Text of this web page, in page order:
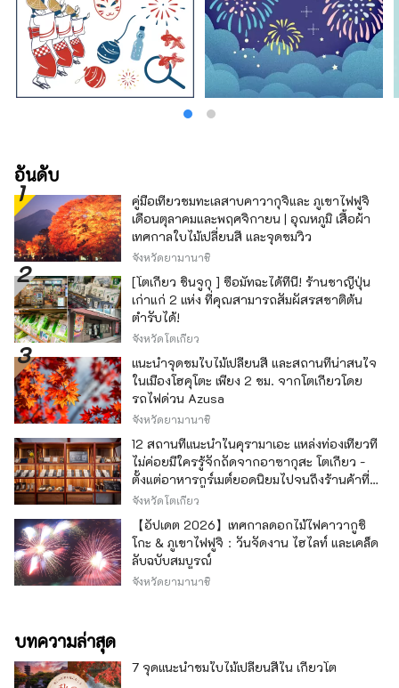
อันดับ
คู่มือเที่ยวชมทะเลสาบคาวากุจิและ ภูเขาไฟฟูจิ
เดือนตุลาคมและพฤศจิกายน | อุณหภูมิ เสื้อผ้า
เทศกาลใบไม้เปลี่ยนสี และจุดชมวิว
จังหวัดยามานาชิ
[โตเกียว ชินจูกุ ] ซื้อมัทฉะได้ที่นี่! ร้านชาญี่ปุ่น
เก่าแก่ 2 แห่ง ที่คุณสามารถสัมผัสรสชาติต้น
ตำรับได้!
จังหวัดโตเกียว
แนะนำจุดชมใบไม้เปลี่ยนสี และสถานที่น่าสนใจ
ในเมืองโฮคุโตะ เพียง 2 ชม. จากโตเกียวโดย
รถไฟด่วน Azusa
จังหวัดยามานาชิ
12 สถานที่แนะนำในคุรามาเอะ แหล่งท่องเที่ยวที่
ไม่ค่อยมีใครรู้จักถัดจากอาซากุสะ โตเกียว -
ตั้งแต่อาหารกูร์เมต์ยอดนิยมไปจนถึงร้านค้าที่มี
เอกลักษณ์ -
จังหวัดโตเกียว
【อัปเดต 2026】เทศกาลดอกไม้ไฟคาวากูชิ
โกะ & ภูเขาไฟฟูจิ：วันจัดงาน ไฮไลท์ และเคล็ด
ลับฉบับสมบูรณ์
จังหวัดยามานาชิ
บทความล่าสุด
7 จุดแนะนำชมใบไม้เปลี่ยนสีใน เกียวโต